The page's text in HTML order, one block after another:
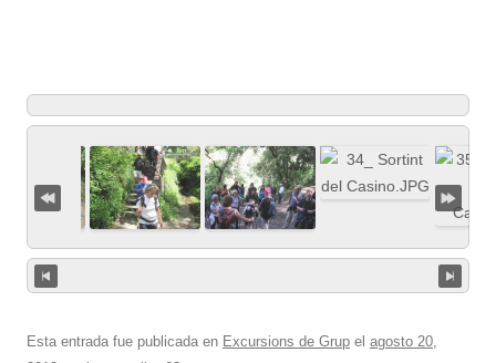
Esta entrada fue publicada en Excursions de Grup el agosto 20,